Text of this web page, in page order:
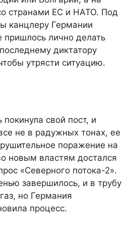
странами ЕС и НАТО. Под
канцлеру Германии
лично делать
диктатору
утрясти ситуацию.
свой пост, и
не в радужных тонах, ее
поражение на
новым властям достался
«Северного потока-2».
завершилось, и в трубу
но Германия
процесс.